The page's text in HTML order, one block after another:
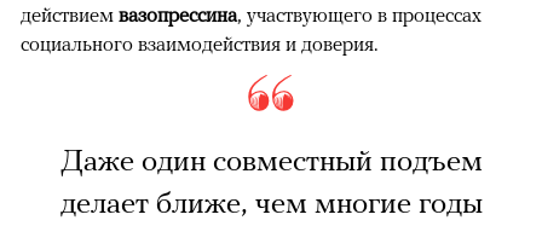
действием вазопрессина, участвующего в процессах
социального взаимодействия и доверия.
Даже один совместный подъем
делает ближе, чем многие годы